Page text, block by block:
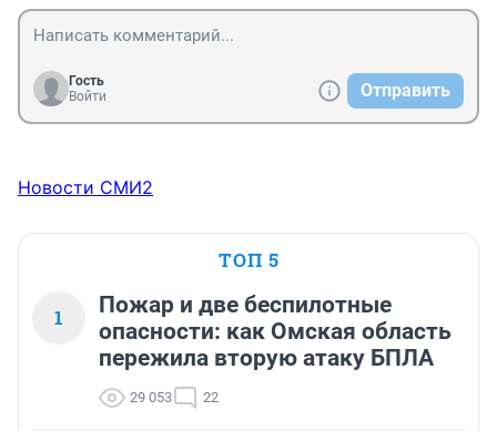
Гость
Войти
Отправить
Новости СМИ2
ТОП 5
1
Пожар и две беспилотные
опасности: как Омская область
пережила вторую атаку БПЛА
29 053 22